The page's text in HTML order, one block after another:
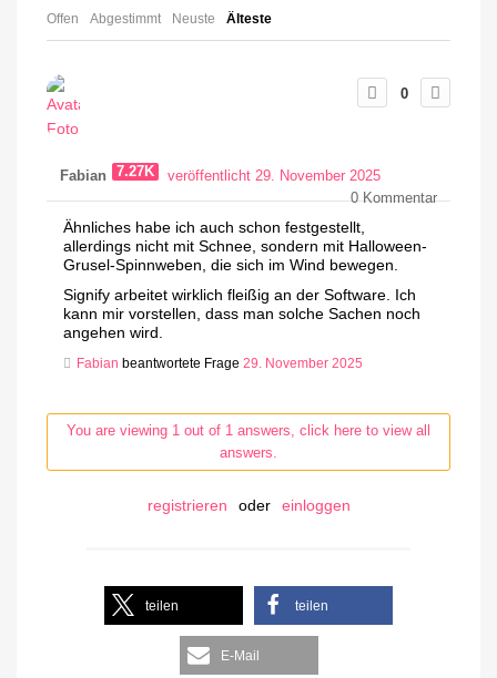
Offen Abgestimmt Neuste Älteste
0
Fabian 7.27K
veröffentlicht 29. November 2025
0Kommentar
Ähnliches habe ich auch schon festgestellt,
allerdings nicht mit Schnee, sondern mit Halloween-
Grusel-Spinnweben, die sich im Wind bewegen.
Signify arbeitet wirklich fleißig an der Software. Ich
kann mir vorstellen, dass man solche Sachen noch
angehen wird.
Fabian beantwortete Frage 29. November 2025
You are viewing 1 out of 1 answers, click here to view all
answers.
registrieren oder einloggen
teilen teilen
E-Mail